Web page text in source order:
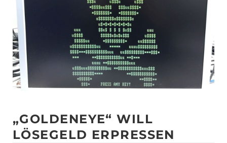
„GOLDENEYE“ WILL
LÖSEGELD ERPRESSEN